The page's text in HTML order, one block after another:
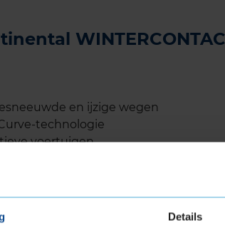
Details
en ijzige wegen
technologie
voertuigen
dankzij speciale lamellenstructuur
snelheden
rolweerstand
voor diverse sportwagens